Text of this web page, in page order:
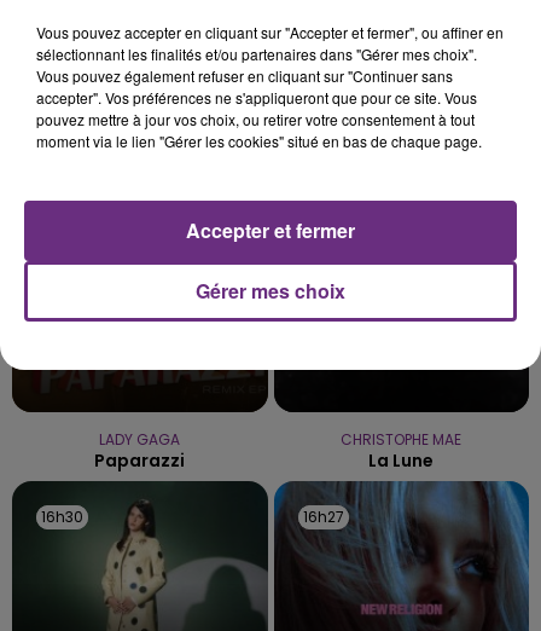
Un feu de remorque s'est déclaré ce mercredi en
fin de matinée sur l'A34.
TITRES DIFFUSÉS
LADY GAGA
Paparazzi
CHRISTOPHE MAE
La Lune
16h30
16h30 16h27
16h27
Vous pouvez accepter en cliquant sur "Accepter et fermer", ou affiner en
sélectionnant les finalités et/ou partenaires dans "Gérer mes choix".
Vous pouvez également refuser en cliquant sur "Continuer sans
accepter". Vos préférences ne s'appliqueront que pour ce site. Vous
pouvez mettre à jour vos choix, ou retirer votre consentement à tout
moment via le lien "Gérer les cookies" situé en bas de chaque page.
Gérer mes choix
Accepter et fermer